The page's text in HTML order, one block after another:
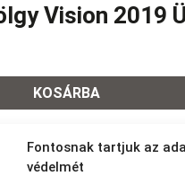
Fontosnak tartjuk az
védelmét
Vision 2019
KOSÁRBA
Tovább a teljes